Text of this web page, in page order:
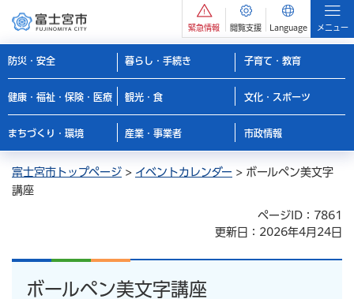
緊急情報 閲覧支援 Language メニュー
防災・安全 暮らし・手続き 子育て・教育
健康・福祉・保険・医療 観光・食 文化・スポーツ
まちづくり・環境 産業・事業者 市政情報
富士宮市トップページ > イベントカレンダー > ボールペン美文字
講座
ページID：7861
更新日：2026年4月24日
ボールペン美文字講座